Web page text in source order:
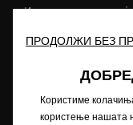
Иднината ни
Нови податоци за
Opel во светот
Контакт
Согласност за
ПРОДОЛЖИ БЕЗ
Користиме
користење нашата